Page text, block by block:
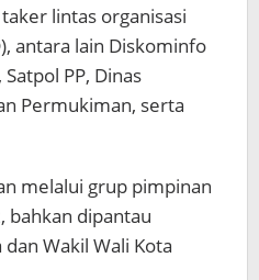
lintas organisasi
antara lain Diskominfo
PP, Dinas
Permukiman, serta
melalui grup pimpinan
bahkan dipantau
Wakil Wali Kota